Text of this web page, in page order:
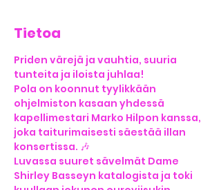
Tietoa
Priden värejä ja vauhtia, suuria
tunteita ja iloista juhlaa!
Pola on koonnut tyylikkään
ohjelmiston kasaan yhdessä
kapellimestari Marko Hilpon kanssa,
joka taiturimaisesti säestää illan
konsertissa. 🎶
Luvassa suuret sävelmät Dame
Shirley Basseyn katalogista ja toki